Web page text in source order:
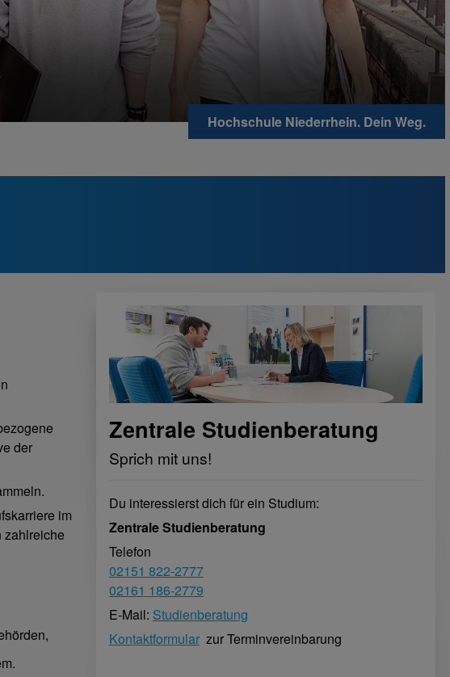
Hochschule Niederrhein. Dein Weg.
der
im
zahlreiche
Zentrale Studienberatung
Sprich mit uns!
Du interessierst dich für ein Studium:
Zentrale Studienberatung
Telefon
02151 822-2777
02161 186-2779
E-Mail: Studienberatung
Kontaktformular zur Terminvereinbarung